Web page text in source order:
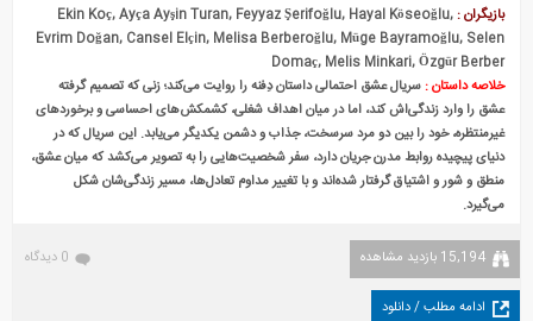
بازیگران :Ekin Koç, Ayça Ayşin Turan, Feyyaz Şerifoğlu, Hayal Köseoğlu,
Evrim Doğan, Cansel Elçin, Melisa Berberoğlu, Müge Bayramoğlu, Selen
Domaç, Melis Minkari, Özgür Berber
خلاصه داستان :سریال عشق احتمالی داستان دِفنه را روایت می‌کند؛ زنی که تصمیم گرفته
عشق را وارد زندگی‌اش کند، اما در میان اهداف شغلی، کشمکش‌های احساسی و برخوردهای
غیرمنتظره، خود را بین دو مرد سرسخت، جذاب و دشمن یکدیگر می‌یابد. این سریال که در
دنیای پیچیده روابط مدرن جریان دارد، سفر شخصیت‌هایی را به تصویر می‌کشد که میان عشق،
منطق و شور و اشتیاق گرفتار شده‌اند و با تغییر مداوم تعادل‌ها، مسیر زندگی‌شان شکل
می‌گیرد.
15,194 بازدید مشاهده 0 دیدگاه
ادامه مطلب / دانلود